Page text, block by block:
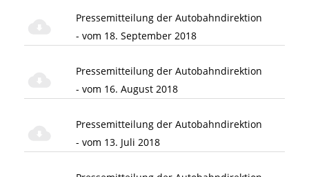
Pressemitteilung der Autobahndirektion
- vom 18. September 2018
Pressemitteilung der Autobahndirektion
- vom 16. August 2018
Pressemitteilung der Autobahndirektion
- vom 13. Juli 2018